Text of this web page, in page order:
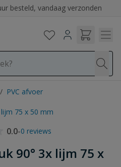
besteld, vandaag verzonden
/ PVC afvoer
75 x 50 mm
0.0-0 reviews
90° 3x lijm 75 x